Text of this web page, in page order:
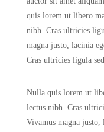
quis lorem ut libero
nibh. Cras ultricies
magna justo, lacinia
Cras ultricies ligula
Nulla quis lorem ut
lectus nibh. Cras
Vivamus magna justo,